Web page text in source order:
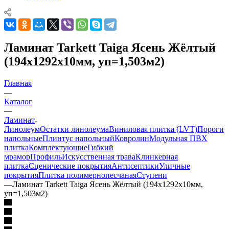
Ламинат Tarkett Taiga Ясень Жёлтый
(194х1292х10мм, уп=1,503м2)
Главная
—
Каталог
—
Ламинат
ЛинолеумОстатки линолеумаВиниловая плитка (LVT)Пороги
напольныеПлинтус напольныйКовролинМодульная ПВХ
плиткаКомплектующиеГибкий
мраморПрофильИскусственная траваКлинкерная
плиткаСценические покрытияАнтисептикиУличные
покрытияПлитка полимернопесчанаяСтупени
—Ламинат Tarkett Taiga Ясень Жёлтый (194х1292х10мм,
уп=1,503м2)